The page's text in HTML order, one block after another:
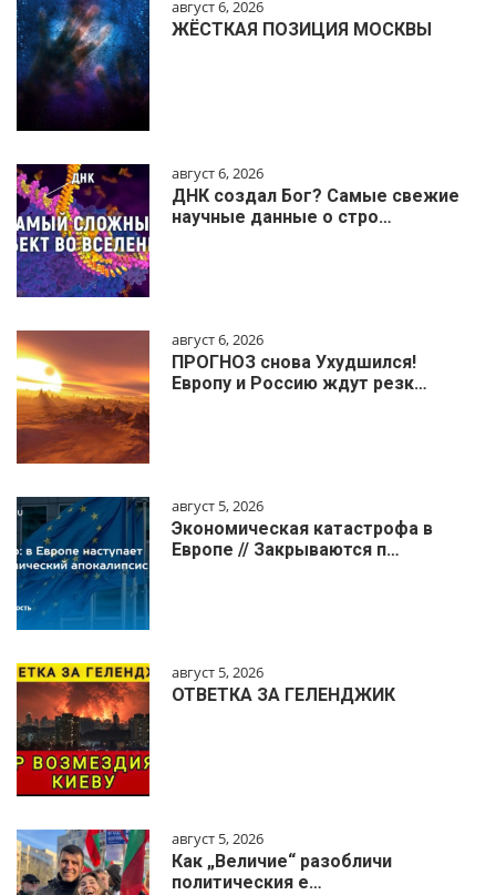
август 6, 2026
ЖЁСТКАЯ ПОЗИЦИЯ МОСКВЫ
август 6, 2026
ДНК создал Бог? Самые свежие
научные данные о стро…
август 6, 2026
ПРОГНОЗ снова Ухудшился!
Европу и Россию ждут резк…
август 5, 2026
Экономическая катастрофа в
Европе // Закрываются п…
август 5, 2026
ОТВЕТКА ЗА ГЕЛЕНДЖИК
август 5, 2026
Как „Величие“ разобличи
политическия е…